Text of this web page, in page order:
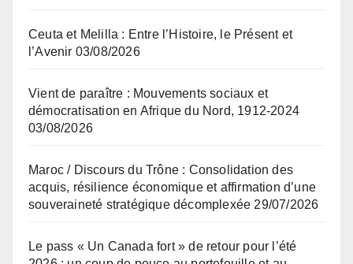
Ceuta et Melilla : Entre l’Histoire, le Présent et
l’Avenir 03/08/2026
Vient de paraître : Mouvements sociaux et
démocratisation en Afrique du Nord, 1912-2024
03/08/2026
Maroc / Discours du Trône : Consolidation des
acquis, résilience économique et affirmation d’une
souveraineté stratégique décomplexée 29/07/2026
Le pass « Un Canada fort » de retour pour l’été